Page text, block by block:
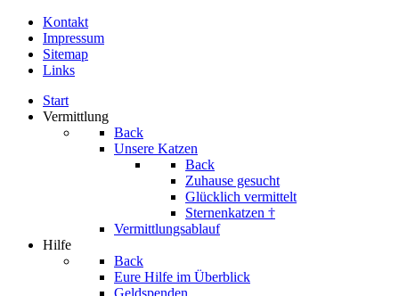
Kontakt
Impressum
Sitemap
Links
Start
Vermittlung
Back
Unsere Katzen
Back
Zuhause gesucht
Glücklich vermittelt
Sternenkatzen †
Vermittlungsablauf
Hilfe
Back
Eure Hilfe im Überblick
Geldspenden